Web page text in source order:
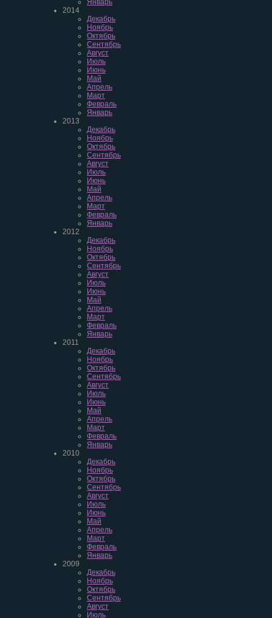
Январь
2014
Декабрь
Ноябрь
Октябрь
Сентябрь
Август
Июль
Июнь
Май
Апрель
Март
Февраль
Январь
2013
Декабрь
Ноябрь
Октябрь
Сентябрь
Август
Июль
Июнь
Май
Апрель
Март
Февраль
Январь
2012
Декабрь
Ноябрь
Октябрь
Сентябрь
Август
Июль
Июнь
Май
Апрель
Март
Февраль
Январь
2011
Декабрь
Ноябрь
Октябрь
Сентябрь
Август
Июль
Июнь
Май
Апрель
Март
Февраль
Январь
2010
Декабрь
Ноябрь
Октябрь
Сентябрь
Август
Июль
Июнь
Май
Апрель
Март
Февраль
Январь
2009
Декабрь
Ноябрь
Октябрь
Сентябрь
Август
Июль